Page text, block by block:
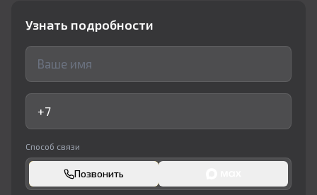
Узнать подробности
Способ связи
Позвонить